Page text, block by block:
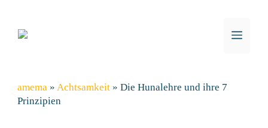
content
amema »Achtsamkeit »Die Hunalehre und ihre 7
Prinzipien